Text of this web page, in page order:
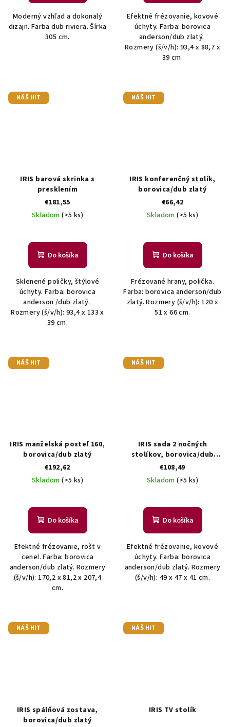
Moderný vzhľad a dokonalý
dizajn. Farba dub riviera. Šírka
305 cm.
Efektné frézovanie, kovové
úchyty. Farba: borovica
anderson/dub zlatý.
Rozmery (š/v/h): 93,4 x 88,7 x
39 cm.
NÁŠ HIT
IRIS barová skrinka s
presklením
€181,55
Skladom(>5 ks)
Do košíka
Sklenené poličky, štýlové
úchyty. Farba: borovica
anderson /dub zlatý.
Rozmery (š/v/h): 93,4 x 133 x
39 cm.
NÁŠ HIT
IRIS konferenčný stolík,
borovica/dub zlatý
€66,42
Skladom(>5 ks)
Do košíka
Frézované hrany, polička.
Farba: borovica anderson/dub
zlatý. Rozmery (š/v/h): 120 x
51 x 66 cm.
NÁŠ HIT
IRIS manželská posteľ 160,
borovica/dub zlatý
€192,62
Skladom(>5 ks)
Do košíka
Efektné frézovanie, rošt v
cene!. Farba: borovica
anderson/dub zlatý. Rozmery
(š/v/h): 170,2 x 81,2 x 207,4
cm.
NÁŠ HIT
IRIS sada 2 nočných
stolíkov, borovica/dub
zlatý
€108,49
Skladom(>5 ks)
Do košíka
Efektné frézovanie, kovové
úchyty. Farba: borovica
anderson/dub zlatý. Rozmery
(š/v/h): 49 x 47 x 41 cm.
NÁŠ HIT
IRIS spálňová zostava,
borovica/dub zlatý
NÁŠ HIT
IRIS TV stolík